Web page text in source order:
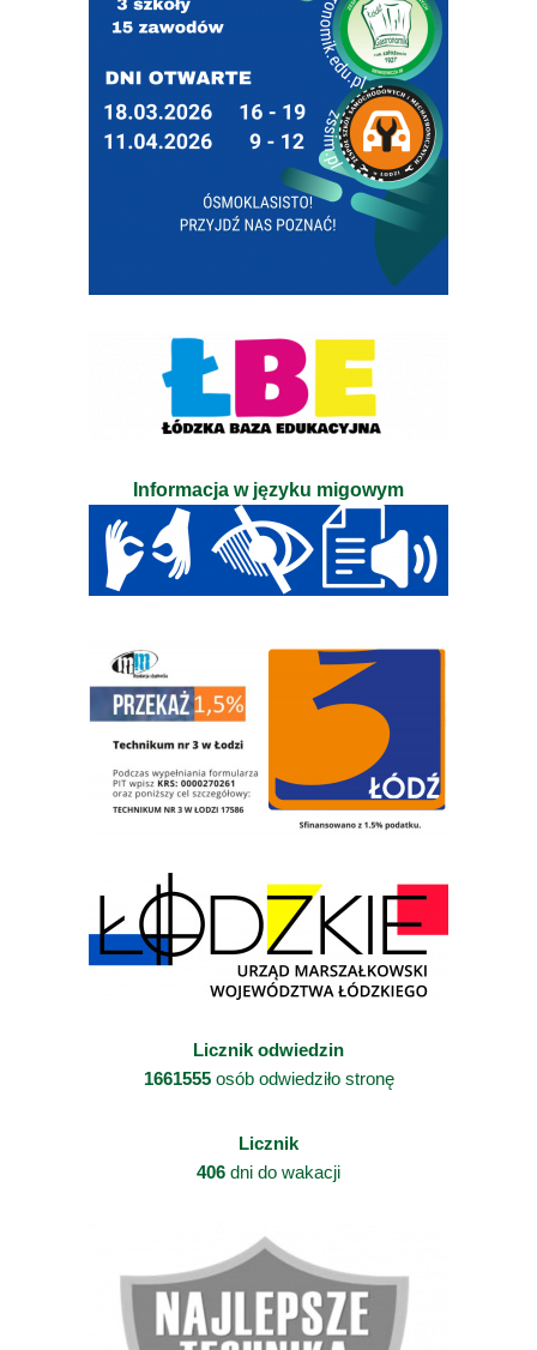
Informacja w języku migowym
Licznik odwiedzin
1661555osób odwiedziło stronę
Licznik
406 dni do wakacji